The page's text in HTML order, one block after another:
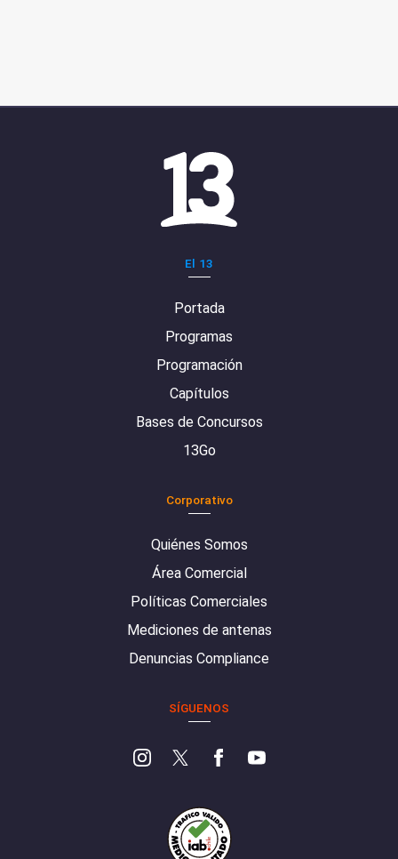
El 13
Portada
Programas
Programación
Capítulos
Bases de Concursos
13Go
Corporativo
Quiénes Somos
Área Comercial
Políticas Comerciales
Mediciones de antenas
Denuncias Compliance
SÍGUENOS